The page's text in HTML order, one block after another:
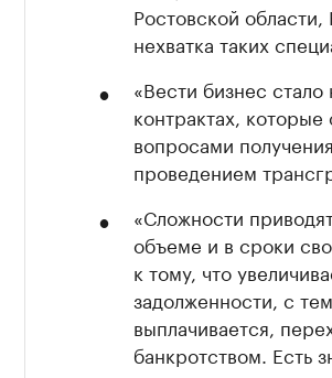
Ростовской
нехватка таких
«Вести бизнес
контрактах,
вопросами
проведением
«Сложности
объеме и в сроки
к тому, что
задолженности, с
выплачивается,
банкротством. Есть